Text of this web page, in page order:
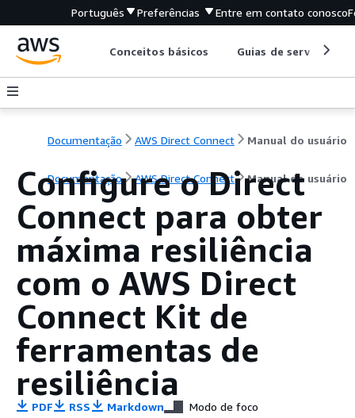
Português Preferências Entre em contato conosco
Conceitos básicos Guias de serviço
Documentação AWS Direct Connect Manual do usuário
Documentação AWS Direct Connect Manual do usuário
Configure o Direct
Connect para obter
máxima resiliência
com o AWS Direct
Connect Kit de
ferramentas de
resiliência
PDF RSS Markdown Modo de foco